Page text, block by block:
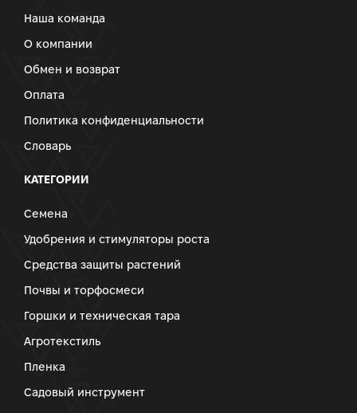
Наша команда
О компании
Обмен и возврат
Оплата
Политика конфиденциальности
Словарь
КАТЕГОРИИ
Семена
Удобрения и стимуляторы роста
Средства защиты растений
Почвы и торфосмеси
Горшки и техническая тара
Агротекстиль
Пленка
Садовый инструмент